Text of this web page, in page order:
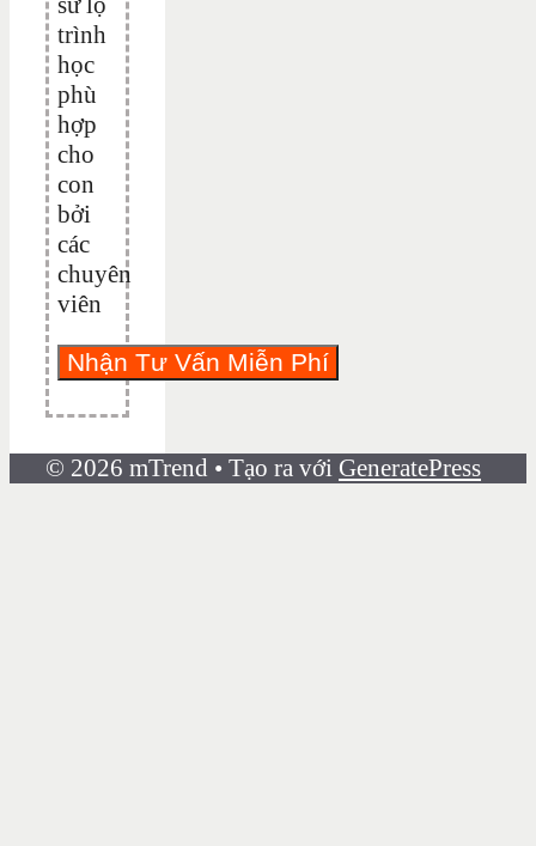
trình
học
phù
hợp
cho
con
bởi
các
chuyên
viên
© 2026 mTrend • Tạo ra với GeneratePress